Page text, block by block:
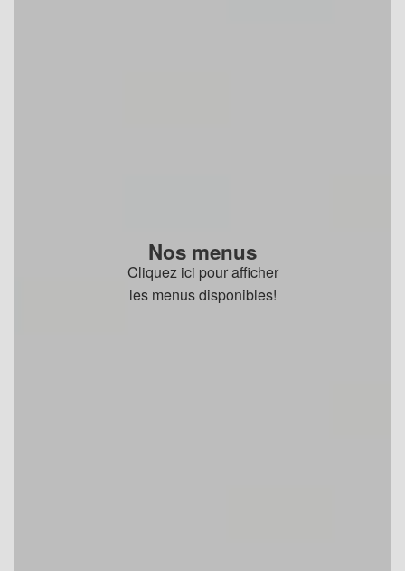
Nos menus
Cliquez ici pour afficher
les menus disponibles!